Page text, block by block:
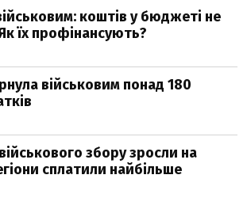
коштів у бюджеті не
їх профінансують?
військовим понад 180
збору зросли на
сплатили найбільше